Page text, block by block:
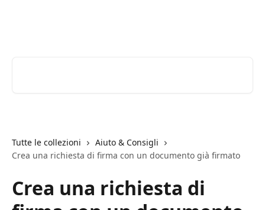
Tutte le collezioni
Aiuto & Consigli
Crea una richiesta di firma con un documento già firmato
Crea una richiesta di